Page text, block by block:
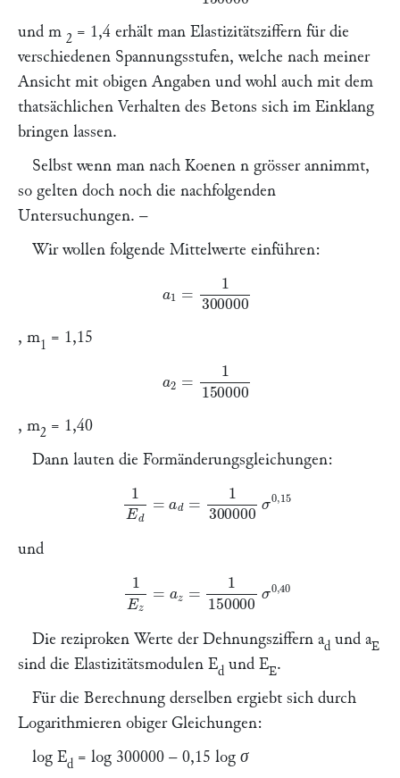
und m 2 = 1,4 erhält man Elastizitätsziffern für die
verschiedenen Spannungsstufen, welche nach meiner
Ansicht mit obigen Angaben und wohl auch mit dem
thatsächlichen Verhalten des Betons sich im Einklang
bringen lassen.
Selbst wenn man nach Koenen n grösser annimmt,
so gelten doch noch die nachfolgenden
Untersuchungen. –
Wir wollen folgende Mittelwerte einführen:
300000
, m1 = 1,15
150000
, m2 = 1,40
Dann lauten die Formänderungsgleichungen:
300000
und
150000
Die reziproken Werte der Dehnungsziffern ad und aE
sind die Elastizitätsmodulen Ed und EE.
Für die Berechnung derselben ergiebt sich durch
Logarithmieren obiger Gleichungen:
log Ed = log 300000 – 0,15 log σ